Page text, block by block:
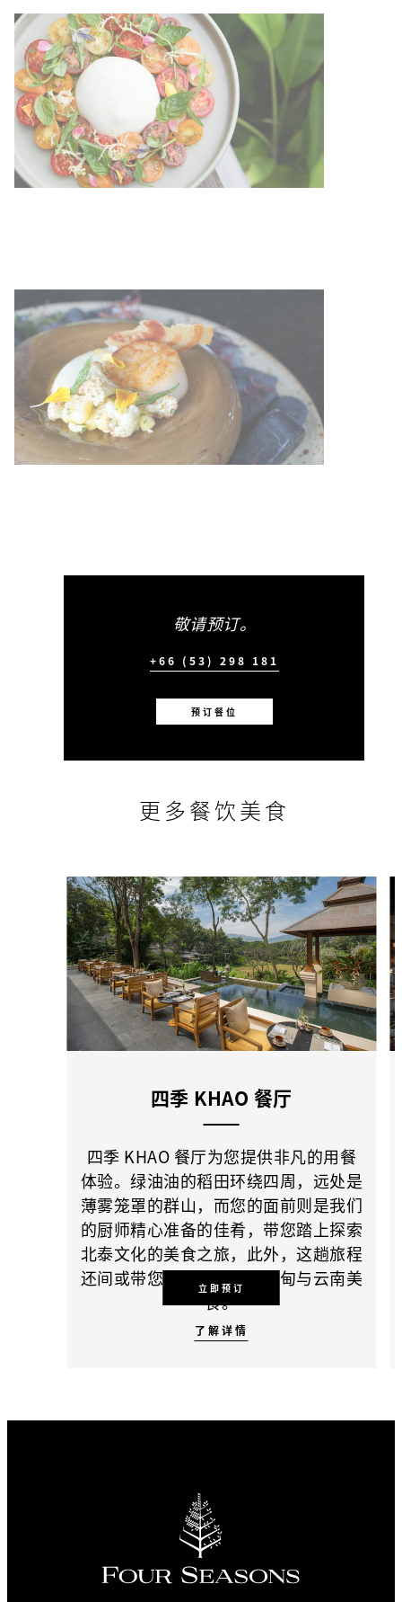
敬请预订。
+66 (53) 298 181
预订餐位
更多餐饮美食
四季 KHAO 餐厅
四季 KHAO 餐厅为您提供非凡的用餐
体验。绿油油的稻田环绕四周，远处是
薄雾笼罩的群山，而您的面前则是我们
的厨师精心准备的佳肴，带您踏上探索
北泰文化的美食之旅，此外，这趟旅程
还间或带您“绕道”品尝缅甸与云南美
食。
立即预订
了解详情